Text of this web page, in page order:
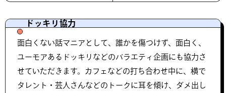
ドッキリ協力
面白くない話マニアとして、誰かを傷つけず、面白く、
ユーモアあるドッキリなどのバラエティ企画にも協力さ
せていただきます。カフェなどの打ち合わせ中に、横で
タレント・芸人さんなどのトークに耳を傾け、ダメ出し